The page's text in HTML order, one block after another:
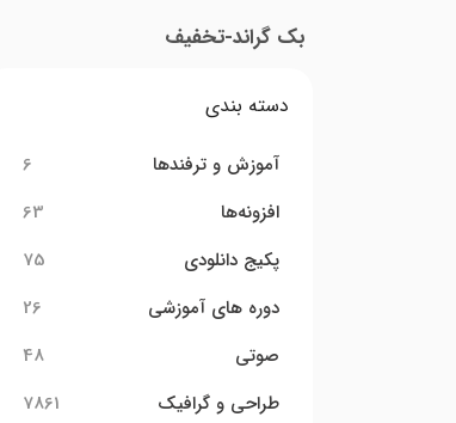
بک گراند-تخفیف
دسته بندی
آموزش و ترفندها
6
افزونه‌ها
63
پکیج دانلودی
75
دوره های آموزشی
26
صوتی
48
طراحی و گرافیک
7861